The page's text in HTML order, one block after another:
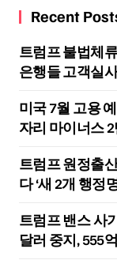
Recent
트럼프 불법체
은행들 고객실
미국 7월 고용
자리 마이너스 2
트럼프 원정출
다 ‘새 2개 행정
트럼프 밴스 사
달러 중지, 555